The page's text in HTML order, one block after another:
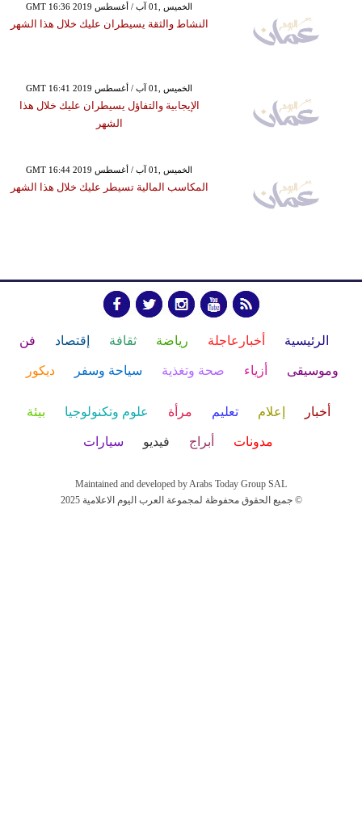
GMT 16:36 2019 الخميس ,01 آب / أغسطس
النشاط والثقة يسيطران عليك خلال هذا الشهر
GMT 16:41 2019 الخميس ,01 آب / أغسطس
الإيجابية والتفاؤل يسيطران عليك خلال هذا
الشهر
GMT 16:44 2019 الخميس ,01 آب / أغسطس
المكاسب المالية تسيطر عليك خلال هذا الشهر
الرئيسية أخبارعاجلة رياضة ثقافة إقتصاد فن
وموسيقى أزياء صحة وتغذية سياحة وسفر ديكور
أخبار إعلام تعليم مرأة علوم وتكنولوجيا بيئة
مدونات أبراج فيديو سيارات
Maintained and developed by Arabs Today Group SAL
جميع الحقوق محفوظة لمجموعة العرب اليوم الاعلامية 2025 ©